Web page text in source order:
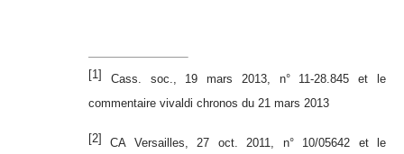
[1] Cass. soc., 19 mars 2013, n° 11-28.845et le
commentaire vivaldi chronos du 21 mars 2013
[2] CA Versailles, 27 oct. 2011, n° 10/05642 et le